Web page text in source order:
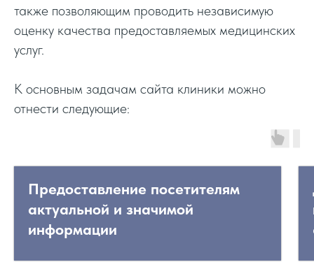
также позволяющим проводить независимую
оценку качества предоставляемых медицинских
услуг.
К основным задачам сайта клиники можно
отнести следующие:
Предоставление посетителям
актуальной и значимой
информации